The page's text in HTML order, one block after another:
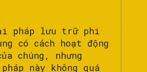
pháp lưu trữ phi
có cách hoạt động
chúng, nhưng
pháp này không quá